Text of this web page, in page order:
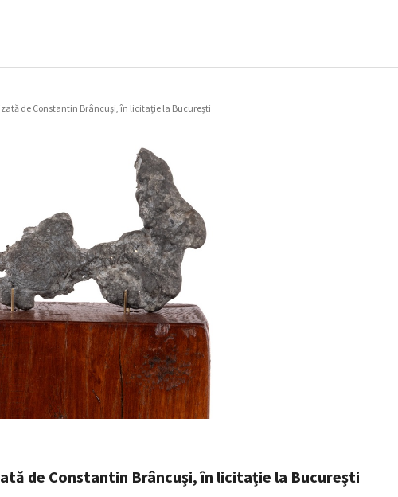
de Constantin Brâncuși, în licitație la București
de Constantin Brâncuși, în licitație la București